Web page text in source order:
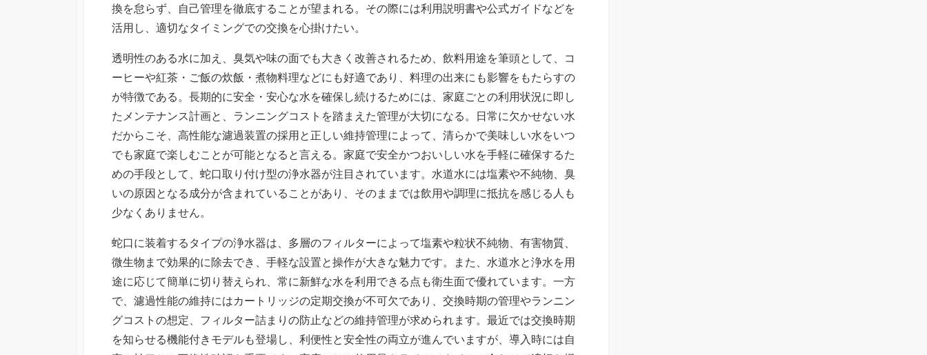
換を怠らず、自己管理を徹底することが望まれる。その際には利用説明書や公式ガイドなどを
活用し、適切なタイミングでの交換を心掛けたい。
透明性のある水に加え、臭気や味の面でも大きく改善されるため、飲料用途を筆頭として、コ
ーヒーや紅茶・ご飯の炊飯・煮物料理などにも好適であり、料理の出来にも影響をもたらすの
が特徴である。長期的に安全・安心な水を確保し続けるためには、家庭ごとの利用状況に即し
たメンテナンス計画と、ランニングコストを踏まえた管理が大切になる。日常に欠かせない水
だからこそ、高性能な濾過装置の採用と正しい維持管理によって、清らかで美味しい水をいつ
でも家庭で楽しむことが可能となると言える。家庭で安全かつおいしい水を手軽に確保するた
めの手段として、蛇口取り付け型の浄水器が注目されています。水道水には塩素や不純物、臭
いの原因となる成分が含まれていることがあり、そのままでは飲用や調理に抵抗を感じる人も
少なくありません。
蛇口に装着するタイプの浄水器は、多層のフィルターによって塩素や粒状不純物、有害物質、
微生物まで効果的に除去でき、手軽な設置と操作が大きな魅力です。また、水道水と浄水を用
途に応じて簡単に切り替えられ、常に新鮮な水を利用できる点も衛生面で優れています。一方
で、濾過性能の維持にはカートリッジの定期交換が不可欠であり、交換時期の管理やランニン
グコストの想定、フィルター詰まりの防止などの維持管理が求められます。最近では交換時期
を知らせる機能付きモデルも登場し、利便性と安全性の両立が進んでいますが、導入時には自